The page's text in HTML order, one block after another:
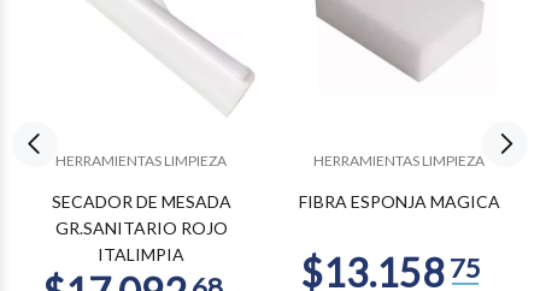
HERRAMIENTAS LIMPIEZA
SECADOR DE MESADA
GR.SANITARIO ROJO
ITALIMPIA
HERRAMIENTAS LIMPIEZA
FIBRA ESPONJA MAGICA